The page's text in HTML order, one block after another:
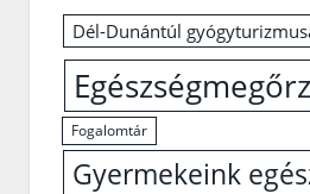
Dél-Dunántúl
Fogalomtár
Gyermekeink